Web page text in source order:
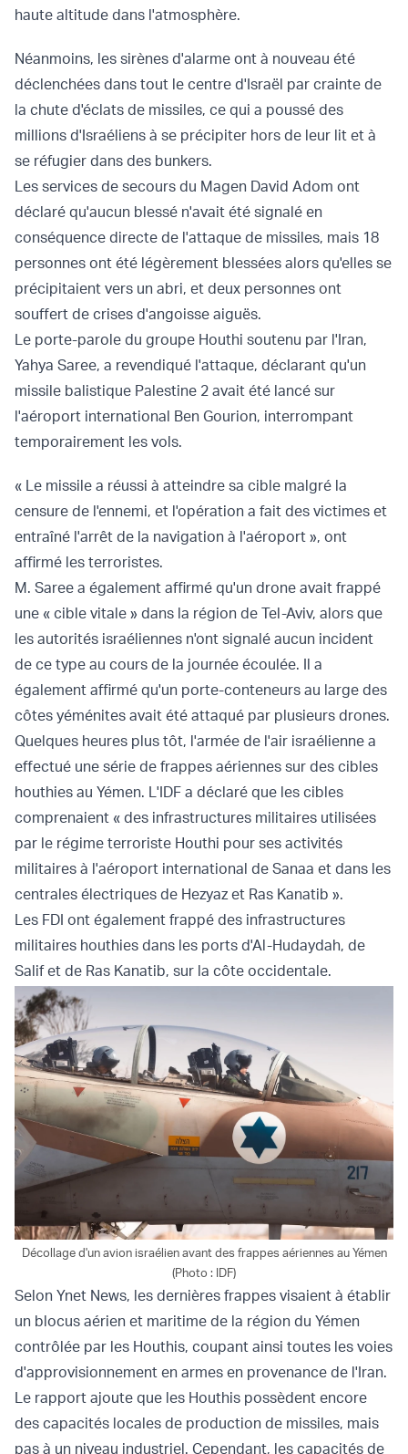
haute altitude dans l'atmosphère.
Néanmoins, les sirènes d'alarme ont à nouveau été
déclenchées dans tout le centre d'Israël par crainte de
la chute d'éclats de missiles, ce qui a poussé des
millions d'Israéliens à se précipiter hors de leur lit et à
se réfugier dans des bunkers.
Les services de secours du Magen David Adom ont
déclaré qu'aucun blessé n'avait été signalé en
conséquence directe de l'attaque de missiles, mais 18
personnes ont été légèrement blessées alors qu'elles se
précipitaient vers un abri, et deux personnes ont
souffert de crises d'angoisse aiguës.
Le porte-parole du groupe Houthi soutenu par l'Iran,
Yahya Saree, a revendiqué l'attaque, déclarant qu'un
missile balistique Palestine 2 avait été lancé sur
l'aéroport international Ben Gourion, interrompant
temporairement les vols.
« Le missile a réussi à atteindre sa cible malgré la
censure de l'ennemi, et l'opération a fait des victimes et
entraîné l'arrêt de la navigation à l'aéroport », ont
affirmé les terroristes.
M. Saree a également affirmé qu'un drone avait frappé
une « cible vitale » dans la région de Tel-Aviv, alors que
les autorités israéliennes n'ont signalé aucun incident
de ce type au cours de la journée écoulée. Il a
également affirmé qu'un porte-conteneurs au large des
côtes yéménites avait été attaqué par plusieurs drones.
Quelques heures plus tôt, l'armée de l'air israélienne a
effectué une série de frappes aériennes sur des cibles
houthies au Yémen. L'IDF a déclaré que les cibles
comprenaient « des infrastructures militaires utilisées
par le régime terroriste Houthi pour ses activités
militaires à l'aéroport international de Sanaa et dans les
centrales électriques de Hezyaz et Ras Kanatib ».
Les FDI ont également frappé des infrastructures
militaires houthies dans les ports d'Al-Hudaydah, de
Salif et de Ras Kanatib, sur la côte occidentale.
Décollage d'un avion israélien avant des frappes aériennes au Yémen
(Photo : IDF)
Selon Ynet News, les dernières frappes visaient à établir
un blocus aérien et maritime de la région du Yémen
contrôlée par les Houthis, coupant ainsi toutes les voies
d'approvisionnement en armes en provenance de l'Iran.
Le rapport ajoute que les Houthis possèdent encore
des capacités locales de production de missiles, mais
pas à un niveau industriel. Cependant, les capacités de